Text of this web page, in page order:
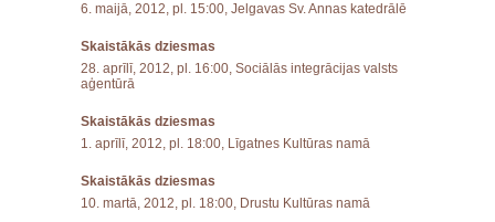
6. maijā, 2012, pl. 15:00, Jelgavas Sv. Annas katedrālē
Skaistākās dziesmas
28. aprīlī, 2012, pl. 16:00, Sociālās integrācijas valsts
aģentūrā
Skaistākās dziesmas
1. aprīlī, 2012, pl. 18:00, Līgatnes Kultūras namā
Skaistākās dziesmas
10. martā, 2012, pl. 18:00, Drustu Kultūras namā